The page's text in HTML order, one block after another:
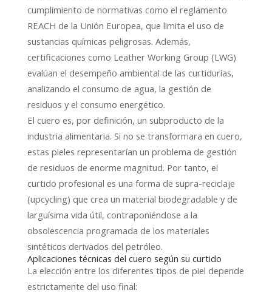
cumplimiento de normativas como el reglamento
REACH de la Unión Europea, que limita el uso de
sustancias químicas peligrosas. Además,
certificaciones como Leather Working Group (LWG)
evalúan el desempeño ambiental de las curtidurías,
analizando el consumo de agua, la gestión de
residuos y el consumo energético.
El cuero es, por definición, un subproducto de la
industria alimentaria. Si no se transformara en cuero,
estas pieles representarían un problema de gestión
de residuos de enorme magnitud. Por tanto, el
curtido profesional es una forma de supra-reciclaje
(upcycling) que crea un material biodegradable y de
larguísima vida útil, contraponiéndose a la
obsolescencia programada de los materiales
sintéticos derivados del petróleo.
Aplicaciones técnicas del cuero según su curtido
La elección entre los diferentes tipos de piel depende
estrictamente del uso final: